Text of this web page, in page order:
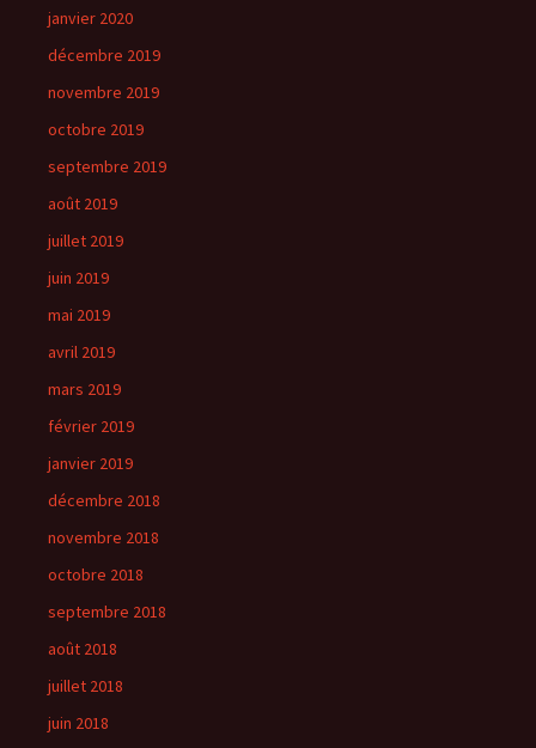
janvier 2020
décembre 2019
novembre 2019
octobre 2019
septembre 2019
août 2019
juillet 2019
juin 2019
mai 2019
avril 2019
mars 2019
février 2019
janvier 2019
décembre 2018
novembre 2018
octobre 2018
septembre 2018
août 2018
juillet 2018
juin 2018